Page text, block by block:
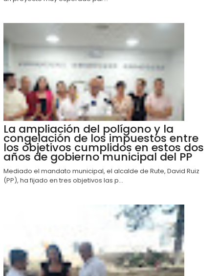
La ampliación del polígono y la
congelación de los impuestos entre
los objetivos cumplidos en estos dos
años de gobierno municipal del PP
Mediado el mandato municipal, el alcalde de Rute, David Ruiz
(PP), ha fijado en tres objetivos las p...